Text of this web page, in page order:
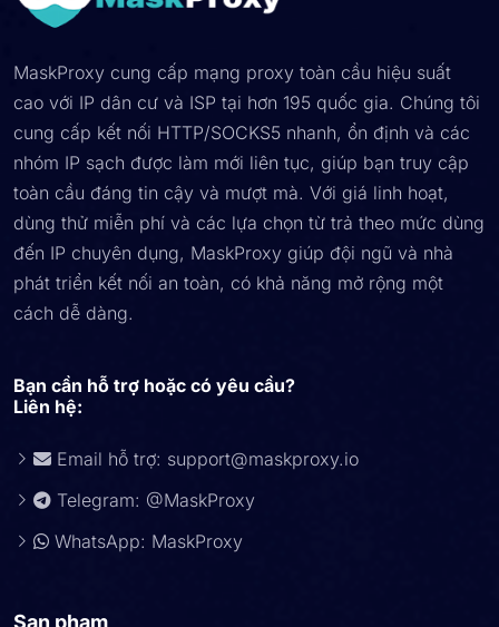
MaskProxy cung cấp mạng proxy toàn cầu hiệu suất
cao với IP dân cư và ISP tại hơn 195 quốc gia. Chúng tôi
cung cấp kết nối HTTP/SOCKS5 nhanh, ổn định và các
nhóm IP sạch được làm mới liên tục, giúp bạn truy cập
toàn cầu đáng tin cậy và mượt mà. Với giá linh hoạt,
dùng thử miễn phí và các lựa chọn từ trả theo mức dùng
đến IP chuyên dụng, MaskProxy giúp đội ngũ và nhà
phát triển kết nối an toàn, có khả năng mở rộng một
cách dễ dàng.
Bạn cần hỗ trợ hoặc có yêu cầu?
Liên hệ:
Email hỗ trợ: support@maskproxy.io
Telegram: @MaskProxy
WhatsApp: MaskProxy
San pham